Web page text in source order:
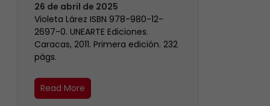
26 de abril de 2025
Violeta Lárez ISBN 978-980-12-
2697-0. UNEARTE Ediciones.
Caracas, 2011. Primera edición. 232
págs.
Read More